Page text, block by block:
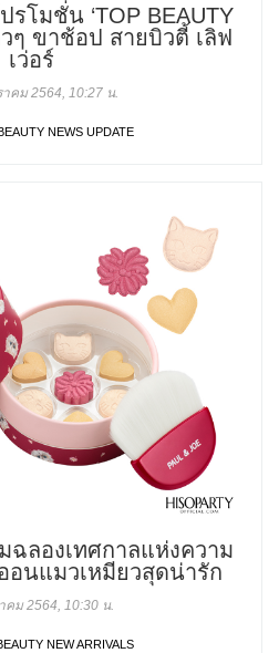
รโมชั่น ‘TOP BEAUTY
วๆ ขาช้อป สายบิวตี้ เลิฟ
เว่อร์
คม 2564, 10:27 น.
BEAUTY NEWS UPDATE
ฉลองเทศกาลแห่งความ
นแมวเหมียวสุดน่ารัก
คม 2564, 10:30 น.
NEW ARRIVALS